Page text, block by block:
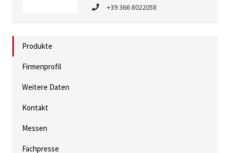
+39 366 8022058
Produkte
Firmenprofil
Weitere Daten
Kontakt
Messen
Fachpresse